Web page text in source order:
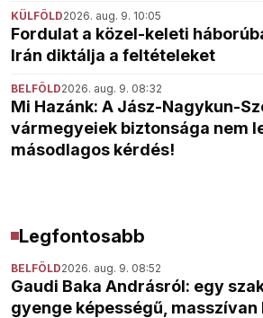
KÜLFÖLD2026. aug. 9. 10:05
Fordulat a közel-keleti
Irán diktálja a feltételeket
BELFÖLD2026. aug. 9. 08:32
Mi Hazánk: A Jász-Nagykun-
vármegyeiek biztonsága nem
másodlagos kérdés!
Legfontosabb
BELFÖLD2026. aug. 9. 08:52
Gaudi Baka Andrásról: egy
gyenge képességű,